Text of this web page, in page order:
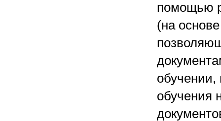
помощью
(на
обучения